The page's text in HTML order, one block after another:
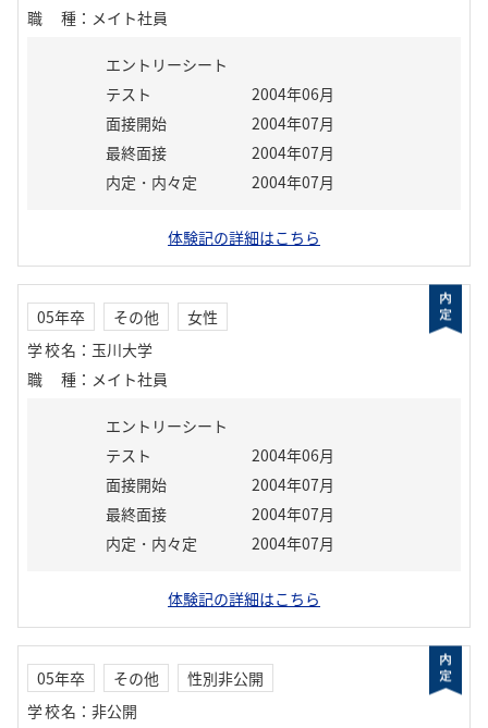
職種 ： メイト社員
エントリーシート
テスト
2004年06月
面接開始
2004年07月
最終面接
2004年07月
内定・内々定
2004年07月
体験記の詳細はこちら
05年卒 その他
女性
学校名 ： 玉川大学
職種 ： メイト社員
エントリーシート
テスト
2004年06月
面接開始
2004年07月
最終面接
2004年07月
内定・内々定
2004年07月
体験記の詳細はこちら
05年卒 その他
性別非公開
学校名 ： 非公開